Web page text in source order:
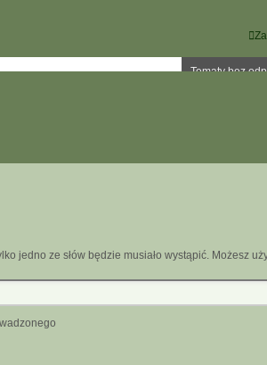
Tematy bez
jedno ze słów będzie musiało wystąpić. Możesz